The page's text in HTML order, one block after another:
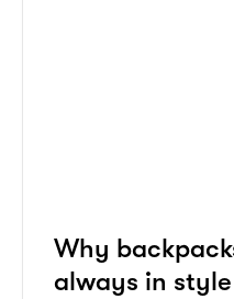
Why
always in style